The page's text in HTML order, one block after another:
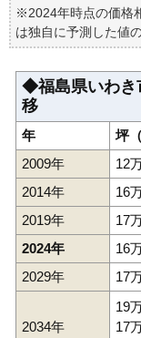
※2024年時点の価格
は独自に予測した値
◆福島県いわき
移
年
坪
2009年
12
2014年
16
2019年
17
2024年
16
2029年
17
2034年
19
17